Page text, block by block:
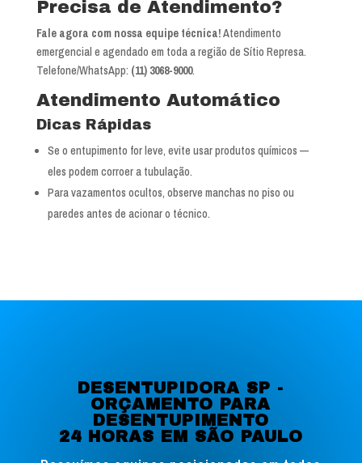
Precisa de Atendimento?
Fale agora com nossa equipe técnica!Atendimento
emergencial e agendado em toda a região de Sítio Represa.
Telefone/WhatsApp: (11) 3068-9000.
Atendimento Automático
Dicas Rápidas
Se o entupimento for leve, evite usar produtos químicos —
eles podem corroer a tubulação.
Para vazamentos ocultos, observe manchas no piso ou
paredes antes de acionar o técnico.
DESENTUPIDORA SP -
ORÇAMENTO PARA
DESENTUPIMENTO
24 HORAS EM SÃO PAULO